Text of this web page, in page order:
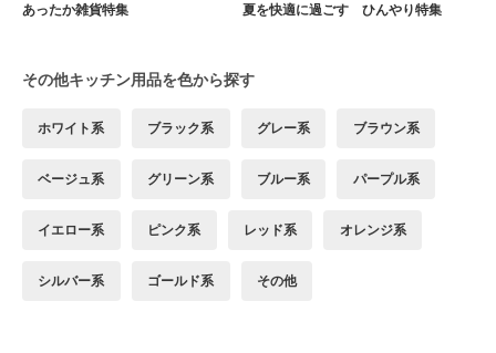
あったか雑貨特集 夏を快適に過ごす ひんやり特集
その他キッチン用品を色から探す
ホワイト系 ブラック系 グレー系 ブラウン系
ベージュ系 グリーン系 ブルー系 パープル系
イエロー系 ピンク系 レッド系 オレンジ系
シルバー系 ゴールド系 その他